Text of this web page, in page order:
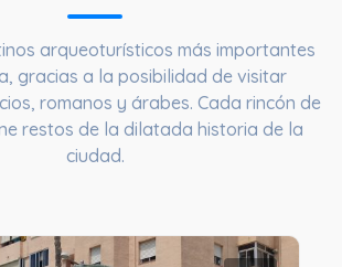
arqueoturísticos más importantes
gracias a la posibilidad de visitar
romanos y árabes. Cada rincón de
restos de la dilatada historia de la
ciudad.